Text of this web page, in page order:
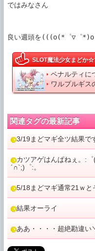
ではみなさん
良い週頭を(((o(*゜▽゜
SLOT魔法少女まどか☆
ペナルティに
ワルプルギス
関連タグの最新記事
3/19まどマギ全ツ結果で
カツアゲはんぱねぇ。:
´∩`;)゜:。
5/18まどマギ通常21ｗと
結果オーライ
ああ・・・・超絶勘違